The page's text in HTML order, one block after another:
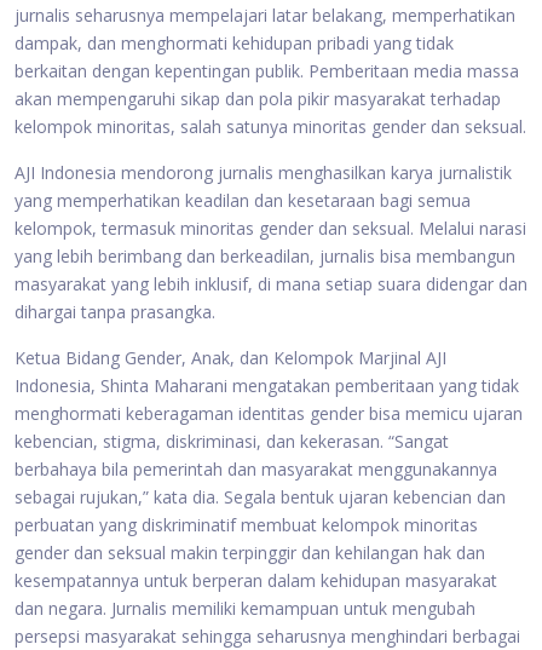
jurnalis seharusnya mempelajari latar belakang, memperhatikan
dampak, dan menghormati kehidupan pribadi yang tidak
berkaitan dengan kepentingan publik. Pemberitaan media massa
akan mempengaruhi sikap dan pola pikir masyarakat terhadap
kelompok minoritas, salah satunya minoritas gender dan seksual.
AJI Indonesia mendorong jurnalis menghasilkan karya jurnalistik
yang memperhatikan keadilan dan kesetaraan bagi semua
kelompok, termasuk minoritas gender dan seksual. Melalui narasi
yang lebih berimbang dan berkeadilan, jurnalis bisa membangun
masyarakat yang lebih inklusif, di mana setiap suara didengar dan
dihargai tanpa prasangka.
Ketua Bidang Gender, Anak, dan Kelompok Marjinal AJI
Indonesia, Shinta Maharani mengatakan pemberitaan yang tidak
menghormati keberagaman identitas gender bisa memicu ujaran
kebencian, stigma, diskriminasi, dan kekerasan. “Sangat
berbahaya bila pemerintah dan masyarakat menggunakannya
sebagai rujukan,” kata dia. Segala bentuk ujaran kebencian dan
perbuatan yang diskriminatif membuat kelompok minoritas
gender dan seksual makin terpinggir dan kehilangan hak dan
kesempatannya untuk berperan dalam kehidupan masyarakat
dan negara. Jurnalis memiliki kemampuan untuk mengubah
persepsi masyarakat sehingga seharusnya menghindari berbagai